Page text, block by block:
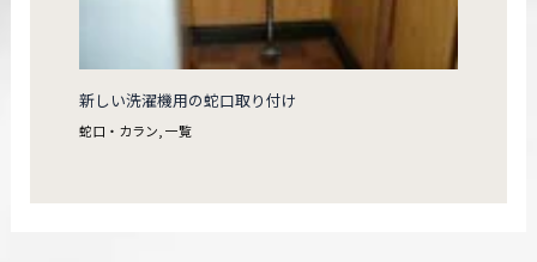
新しい洗濯機用の蛇口取り付け
蛇口・カラン ,一覧